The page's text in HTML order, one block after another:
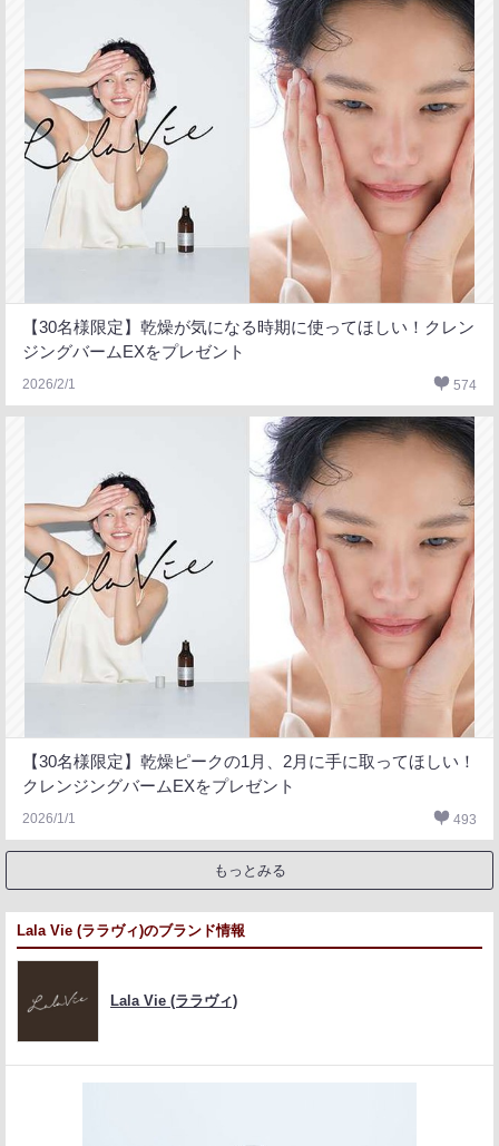
【30名様限定】乾燥が気になる時期に使ってほしい！クレン
ジングバームEXをプレゼント
2026/2/1 574
【30名様限定】乾燥ピークの1月、2月に手に取ってほしい！
クレンジングバームEXをプレゼント
2026/1/1 493
もっとみる
Lala Vie (ララヴィ)のブランド情報
Lala Vie (ララヴィ)